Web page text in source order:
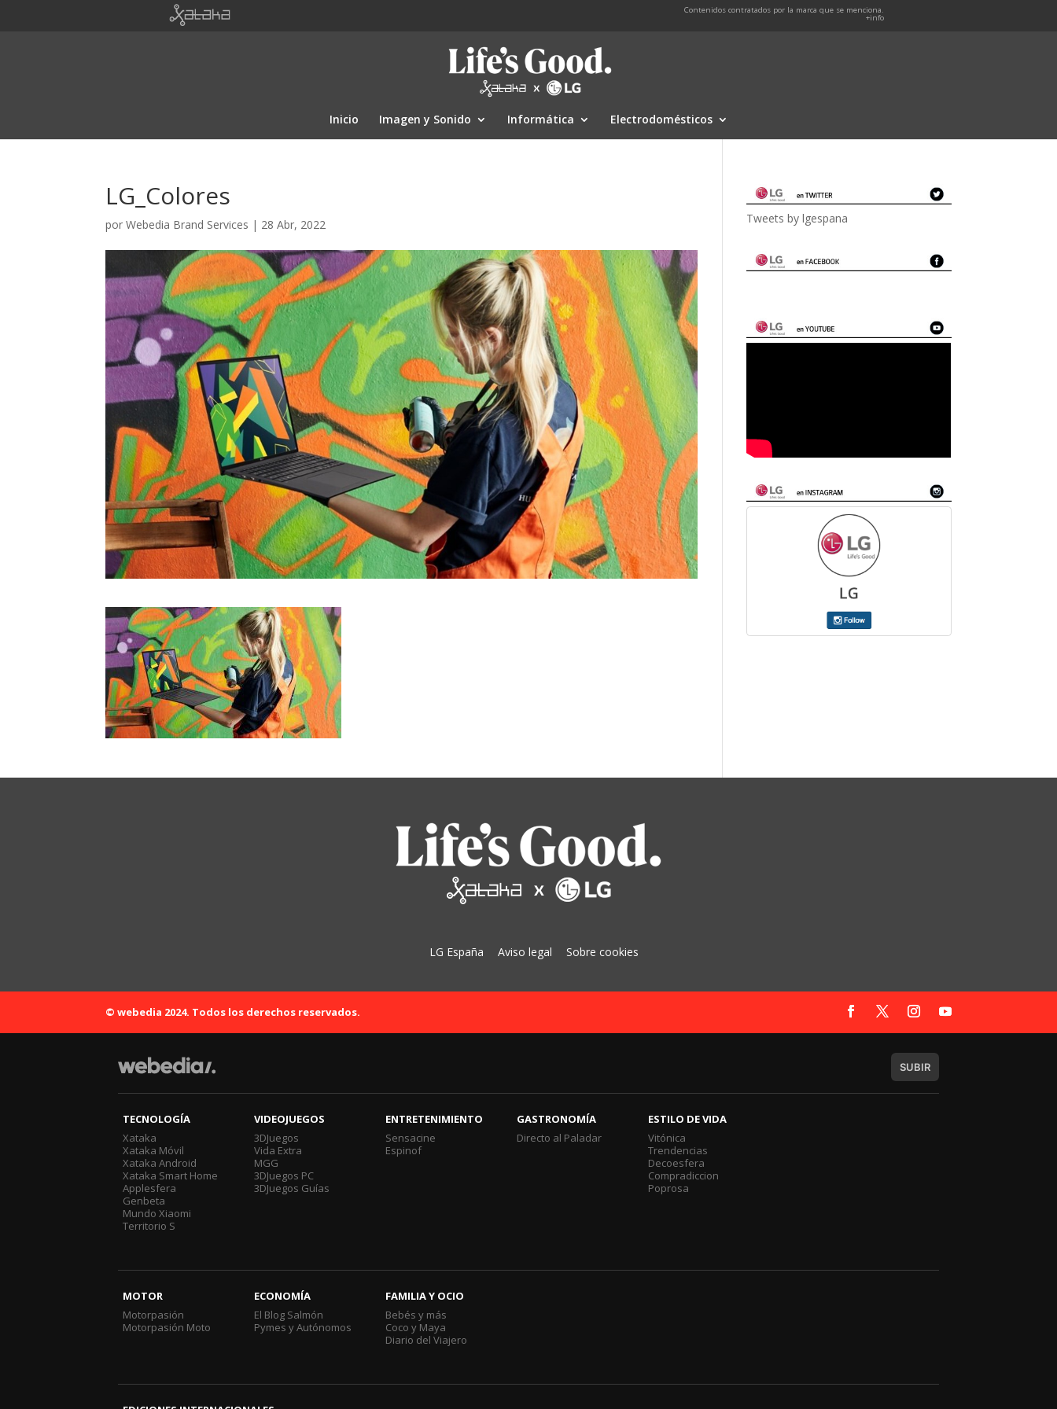
Contenidos contratados por la marca que se menciona.
+info
Inicio Imagen y Sonido Informática Electrodomésticos
LG_Colores
porWebedia Brand Services | 28 Abr, 2022 Tweets by lgespana
LG España Aviso legal Sobre cookies
© webedia 2024. Todos los derechos reservados.
SUBIR
TECNOLOGÍA
Xataka
Xataka Móvil
Xataka Android
Xataka Smart Home
Applesfera
Genbeta
Mundo Xiaomi
Territorio S
VIDEOJUEGOS
3DJuegos
Vida Extra
MGG
3DJuegos PC
3DJuegos Guías
ENTRETENIMIENTO
Sensacine
Espinof
GASTRONOMÍA
Directo al Paladar
ESTILO DE VIDA
Vitónica
Trendencias
Decoesfera
Compradiccion
Poprosa
MOTOR
Motorpasión
Motorpasión Moto
ECONOMÍA
El Blog Salmón
Pymes y Autónomos
FAMILIA Y OCIO
Bebés y más
Coco y Maya
Diario del Viajero